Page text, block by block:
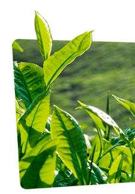
quantidade